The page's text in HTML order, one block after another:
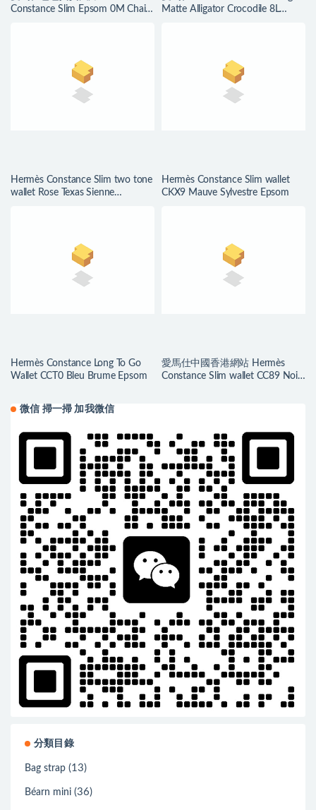
Constance Slim Epsom 0M Chai
Matte Alligator Crocodile 8L
Hermès Constance Slim two tone
wallet Rose Texas Sienne
Hermès Constance Slim wallet
CKX9 Mauve Sylvestre Epsom
Hermès Constance Long To Go
Wallet CCT0 Bleu Brume Epsom
愛馬仕中國香港網站 Hermès
Constance Slim wallet CC89 Noir
微信 掃一掃 加我微信
分類目錄
Bag strap (13)
Béarn mini (36)